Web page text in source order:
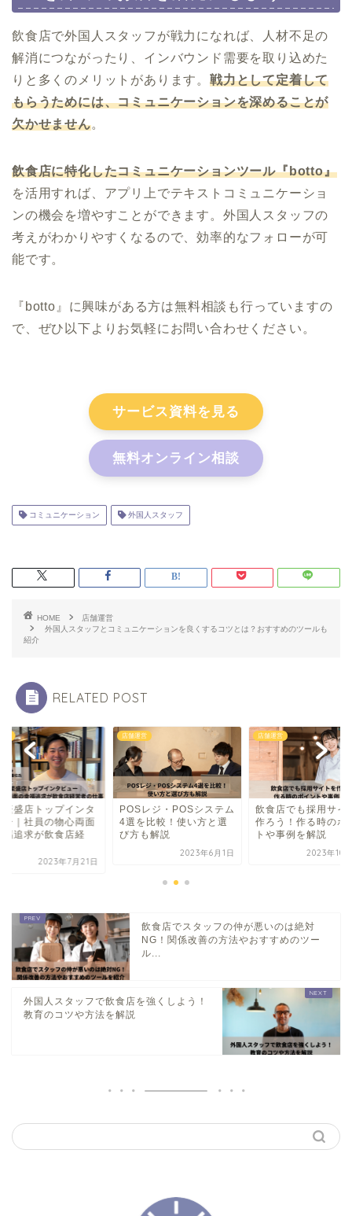
飲食店で外国人スタッフが戦力になれば、人材不足の
解消につながったり、インバウンド需要を取り込めた
りと多くのメリットがあります。 戦力として定着して
もらうためには、コミュニケーションを深めることが
欠かせません。
飲食店に特化したコミュニケーションツール『botto』
を活用すれば、アプリ上でテキストコミュニケーショ
ンの機会を増やすことができます。外国人スタッフの
考えがわかりやすくなるので、効率的なフォローが可
能です。
『botto』に興味がある方は無料相談も行っていますの
で、ぜひ以下よりお気軽にお問い合わせください。
サービス資料を見る
無料オンライン相談
コミュニケーション 外国人スタッフ
HOME
店舗運営
外国人スタッフとコミュニケーションを良くするコツとは？おすすめのツールも
紹介
RELATED POST
繁盛店トップインタ
ー｜社員の物心両面
福追求が飲食店経
2023年7月21日
店舗運営
POSレジ・POSシステム
4選を比較！使い方と選
び方も解説
2023年6月1日
店舗運営
飲食店でも採用サイ
作ろう！作る時のポ
トや事例を解説
2023年10
飲食店でスタッフの仲が悪いのは絶対
NG！関係改善の方法やおすすめのツー
ル...
外国人スタッフで飲食店を強くしよう！
教育のコツや方法を解説